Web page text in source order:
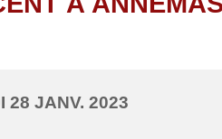
28 JANV. 2023